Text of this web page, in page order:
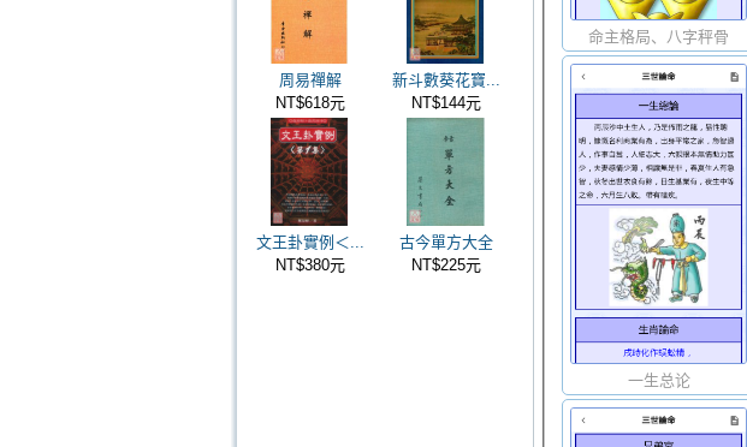
周易禪解
NT$618元
新斗數葵花寶...
NT$144元
文王卦實例＜...
NT$380元
古今單方大全
NT$225元
命主格局、八字秤骨
一生总论